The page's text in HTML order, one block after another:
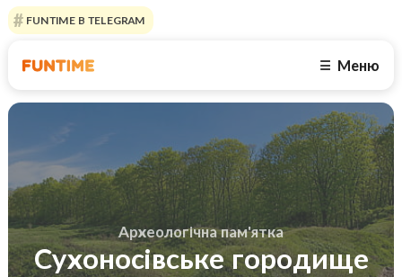
FUNTIME В TELEGRAM
☰ Меню
Археологічна пам'ятка
Сухоносівське городище